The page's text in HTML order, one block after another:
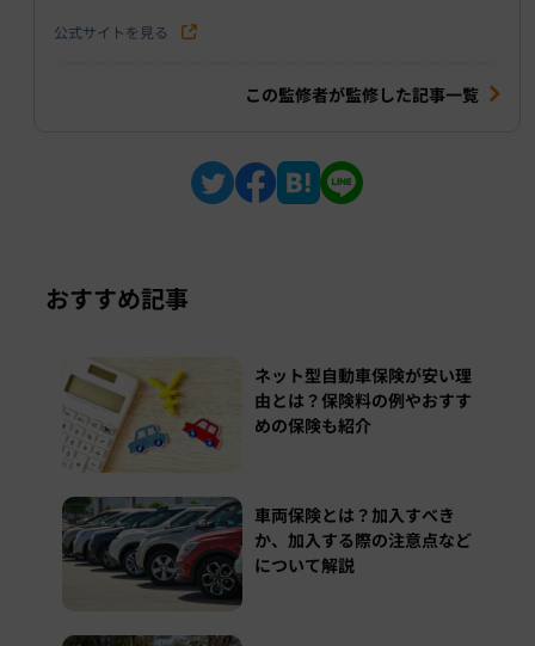
公式サイトを見る
この監修者が監修した記事一覧
おすすめ記事
ネット型自動車保険が安い理
由とは？保険料の例やおすす
めの保険も紹介
車両保険とは？加入すべき
か、加入する際の注意点など
について解説